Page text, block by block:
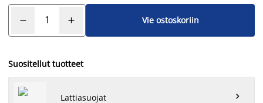
Vie ostoskoriin
Suositellut tuotteet
Lattiasuojat 